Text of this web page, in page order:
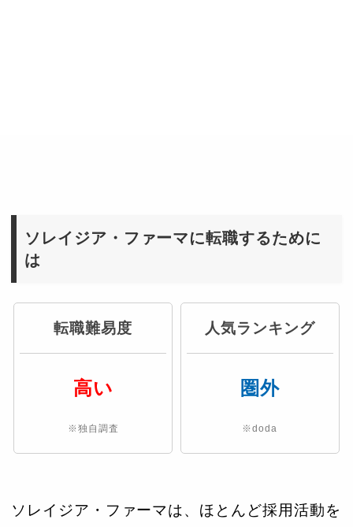
ソレイジア・ファーマに転職するために
は
転職難易度
高い
※独自調査
人気ランキング
圏外
※doda
ソレイジア・ファーマは、ほとんど採用活動を